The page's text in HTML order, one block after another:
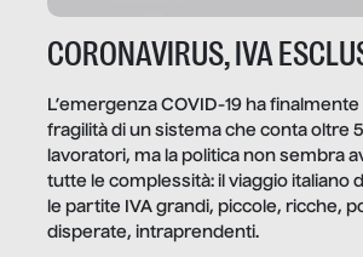
CORONAVIRUS, IVA
L’emergenza COVID-19 ha
fragilità di un sistema che conta oltre
lavoratori, ma la politica non sembra
tutte le complessità: il viaggio italiano
le partite IVA grandi, piccole, ricche,
disperate, intraprendenti.